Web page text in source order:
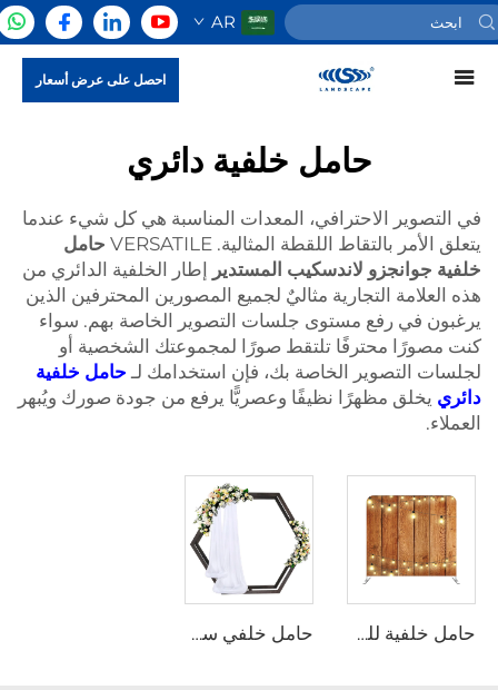
AR
احصل على عرض أسعار
حامل خلفية دائري
في التصوير الاحترافي، المعدات المناسبة هي كل شيء عندما
يتعلق الأمر بالتقاط اللقطة المثالية. VERSATILE
حامل
خلفية جوانجزو لاندسكيب المستديرإطار الخلفية الدائري من
هذه العلامة التجارية مثاليٌ لجميع المصورين المحترفين الذين
يرغبون في رفع مستوى جلسات التصوير الخاصة بهم. سواء
كنت مصورًا محترفًا تلتقط صورًا لمجموعتك الشخصية أو
لجلسات التصوير الخاصة بك، فإن استخدامك لـحامل خلفية
دائرييخلق مظهرًا نظيفًا وعصريًّا يرفع من جودة صورك ويُبهر
العملاء.
حامل خلفية للمعرض التجاري أو الحفلة أو الزفاف حامل خلفي سداسي مزدوج الوجه من الخشب